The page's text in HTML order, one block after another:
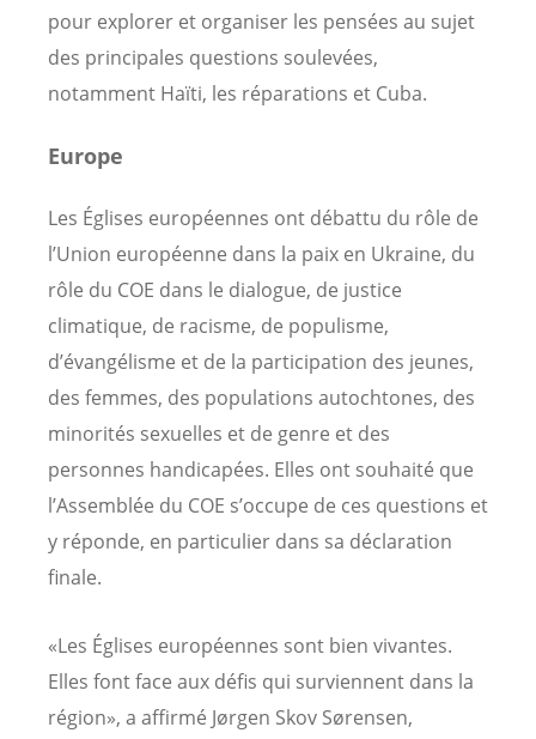
pour explorer et organiser les pensées au sujet
des principales questions soulevées,
notamment Haïti, les réparations et Cuba.
Europe
Les Églises européennes ont débattu du rôle de
l’Union européenne dans la paix en Ukraine, du
rôle du COE dans le dialogue, de justice
climatique, de racisme, de populisme,
d’évangélisme et de la participation des jeunes,
des femmes, des populations autochtones, des
minorités sexuelles et de genre et des
personnes handicapées. Elles ont souhaité que
l’Assemblée du COE s’occupe de ces questions et
y réponde, en particulier dans sa déclaration
finale.
«Les Églises européennes sont bien vivantes.
Elles font face aux défis qui surviennent dans la
région», a affirmé Jørgen Skov Sørensen,